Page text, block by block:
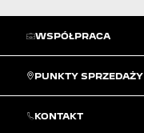
WSPÓŁPRACA
PUNKTY SPRZEDAŻY
KONTAKT